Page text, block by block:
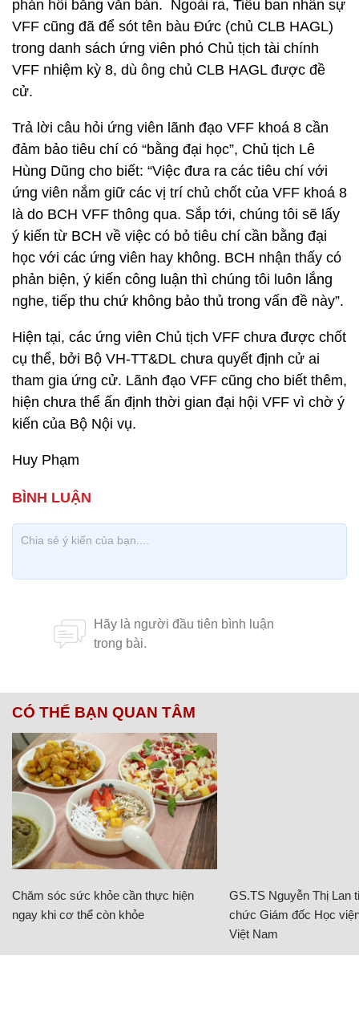
phản hồi bằng văn bản. Ngoài ra, Tiểu ban nhân sự
VFF cũng đã để sót tên bàu Đức (chủ CLB HAGL)
trong danh sách ứng viên phó Chủ tịch tài chính
VFF nhiệm kỳ 8, dù ông chủ CLB HAGL được đề
cử.
Trả lời câu hỏi ứng viên lãnh đạo VFF khoá 8 cần
đảm bảo tiêu chí có “bằng đại học”, Chủ tịch Lê
Hùng Dũng cho biết: “Việc đưa ra các tiêu chí với
ứng viên nắm giữ các vị trí chủ chốt của VFF khoá 8
là do BCH VFF thông qua. Sắp tới, chúng tôi sẽ lấy
ý kiến từ BCH về việc có bỏ tiêu chí cần bằng đại
học với các ứng viên hay không. BCH nhận thấy có
phản biện, ý kiến công luận thì chúng tôi luôn lắng
nghe, tiếp thu chứ không bảo thủ trong vấn đề này”.
Hiện tại, các ứng viên Chủ tịch VFF chưa được chốt
cụ thể, bởi Bộ VH-TT&DL chưa quyết định cử ai
tham gia ứng cử. Lãnh đạo VFF cũng cho biết thêm,
hiện chưa thể ấn định thời gian đại hội VFF vì chờ ý
kiến của Bộ Nội vụ.
Huy Phạm
CÓ THỂ BẠN QUAN TÂM
Chăm sóc sức khỏe cần thực hiện
ngay khi cơ thể còn khỏe
GS.TS Nguyễn Thị Lan
chức Giám đốc Học
Việt Nam